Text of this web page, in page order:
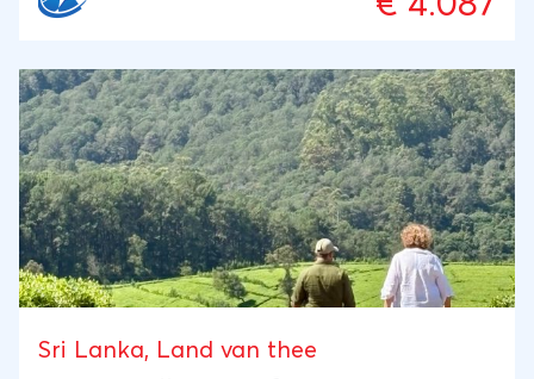
Sri Lanka, Land van thee